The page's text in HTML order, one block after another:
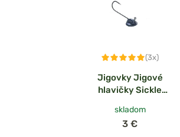
(3x)
Jigovky Jigové
hlavičky Sickle
skladom
3 €